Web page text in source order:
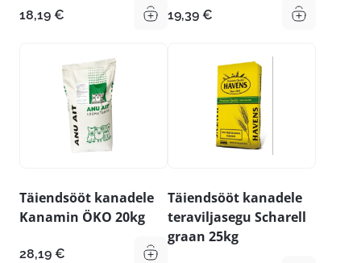
18,19 € 19,39 €
Täiendsööt kanadele
Kanamin ÖKO 20kg
28,19 €
Täiendsööt kanadele
teraviljasegu Scharell
graan 25kg